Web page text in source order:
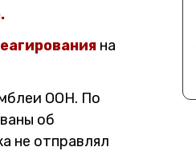
на
ООН. По
об
не отправлял